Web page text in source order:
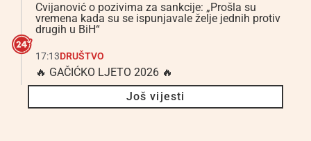
Cvijanović o pozivima za sankcije: „Prošla su
vremena kada su se ispunjavale želje jednih protiv
drugih u BiH“
17:13DRUŠTVO
🔥 GAČIĆKO LJETO 2026 🔥
Još vijesti